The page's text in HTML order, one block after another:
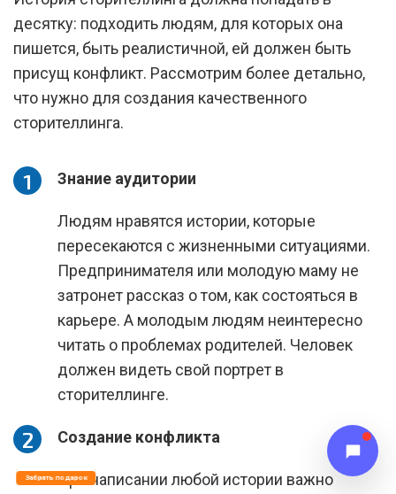
десятку: подходить людям, для которых она
пишется, быть реалистичной, ей должен быть
присущ конфликт. Рассмотрим более детально,
что нужно для создания качественного
сторителлинга.
Знание аудитории
Людям нравятся истории, которые
пересекаются с жизненными ситуациями.
Предпринимателя или молодую маму не
затронет рассказ о том, как состояться в
карьере. А молодым людям неинтересно
читать о проблемах родителей. Человек
должен видеть свой портрет в
сторителлинге.
Создание конфликта
При написании любой истории важно
Забрать подарок